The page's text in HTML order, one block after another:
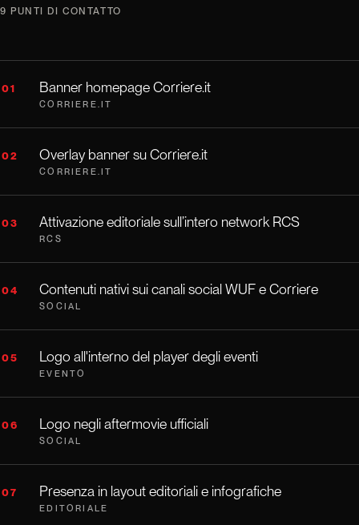
9 PUNTI DI CONTATTO
01 Banner homepage Corriere.it
CORRIERE.IT
02 Overlay banner su Corriere.it
CORRIERE.IT
03 Attivazione editoriale sull’intero network RCS
RCS
04 Contenuti nativi sui canali social WUF e Corriere
SOCIAL
05 Logo all'interno del player degli eventi
EVENTO
06 Logo negli aftermovie ufficiali
SOCIAL
07 Presenza in layout editoriali e infografiche
EDITORIALE